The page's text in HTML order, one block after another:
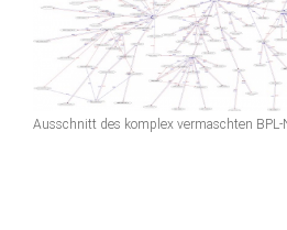
Ausschnitt des komplex vermaschten BPL-